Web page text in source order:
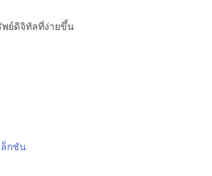
ย์ดิจิทัลที่ง่ายขึ้น
ล็กชัน